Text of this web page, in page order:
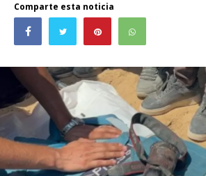
Comparte esta noticia